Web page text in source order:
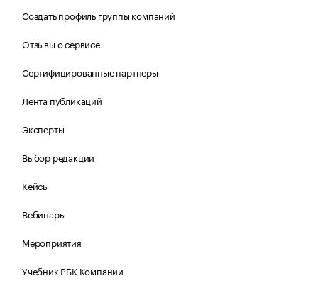
Создать профиль группы компаний
Отзывы о сервисе
Сертифицированные партнеры
Лента публикаций
Эксперты
Выбор редакции
Кейсы
Вебинары
Мероприятия
Учебник РБК Компании